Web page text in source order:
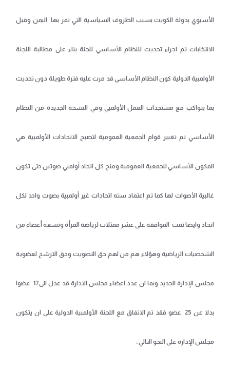
الأسيوي بدولة الكويت بسبب الظروف السياسية التي تمر بها اليمن وقبل
الانتخابات تم اجراء تحديث للنظام الأساسي للجنة بناء على مطالبة اللجنة
الأولمبية الدولية كون النظام الأساسي قد مرت عليه فترة طويلة دون تحديث
بما يتواكب مع مستجدات العمل الأولمبي وفي النسخة الجديدة من النظام
الأساسي تم تغيير قوام الجمعية العمومية لتصبح الاتحادات الأولمبية هي
المكون الأساسي للجمعية العمومية ومنح كل اتحاد أولمبي صوتين حتى تكون
غالبية الأصوات لها كما تم اعتماد سته اتحادات غير أولمبية بصوت واحد لكل
اتحاد وايضا تمت الموافقة على عشر ممثلات لرياضة المرأة وتسعة أعضاء من
الشخصيات الرياضية وهؤلاء هم من لهم حق التصويت وحق الترشح لعضوية
مجلس الإدارة الجديد وبما ان عدد اعضاء مجلس الادارة قد عدل الى17 عضوا
بدلا عن 25 عضو فقد تم الاتفاق مع اللجنة الأولمبية الدولية على ان يتكون
مجلس الإدارة على النحو التالي :